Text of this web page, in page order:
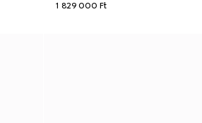
1 829 000 Ft